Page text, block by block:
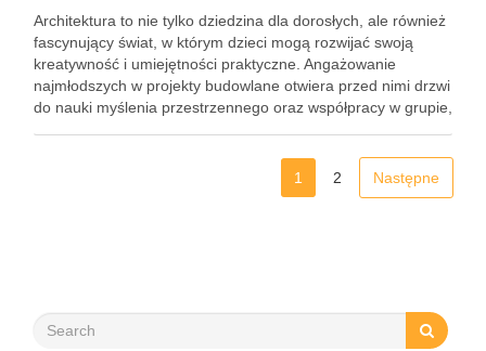
Architektura to nie tylko dziedzina dla dorosłych, ale również
fascynujący świat, w którym dzieci mogą rozwijać swoją
kreatywność i umiejętności praktyczne. Angażowanie
najmłodszych w projekty budowlane otwiera przed nimi drzwi
do nauki myślenia przestrzennego oraz współpracy w grupie,
1
2 Następne